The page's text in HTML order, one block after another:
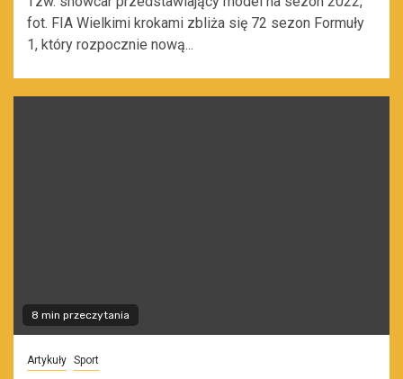
fot. FIA Wielkimi krokami zbliża się 72 sezon Formuły
1, który rozpocznie nową...
8 min przeczytania
Artykuły Sport